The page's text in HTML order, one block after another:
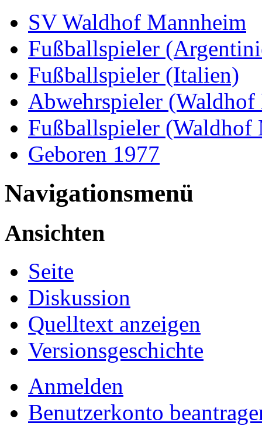
SV Waldhof Mannheim
Fußballspieler
Fußballspieler (Italien)
Abwehrspieler
Fußballspieler (Waldhof
Geboren 1977
Navigationsmenü
Ansichten
Seite
Diskussion
Quelltext anzeigen
Versionsgeschichte
Anmelden
Benutzerkonto